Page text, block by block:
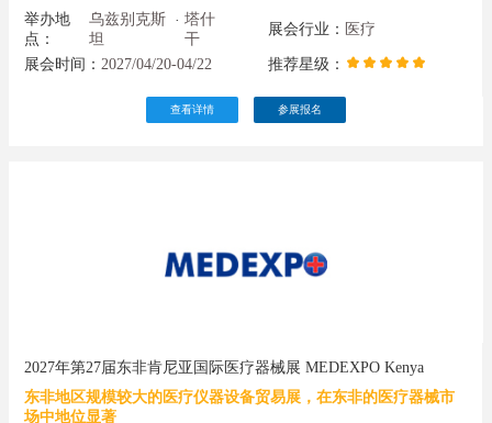
举办地
点：
乌兹别克斯
坦
· 塔什
干
展会行业： 医疗
展会时间：2027/04/20-04/22 推荐星级：
查看详情 参展报名
2027年第27届东非肯尼亚国际医疗器械展 MEDEXPO Kenya
东非地区规模较大的医疗仪器设备贸易展，在东非的医疗器械市
场中地位显著